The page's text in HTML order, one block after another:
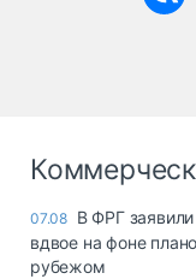
07.08 В ФРГ
вдвое на фоне
рубежом